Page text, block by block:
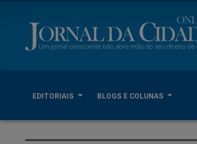
EDITORIAIS BLOGS E COLUNAS